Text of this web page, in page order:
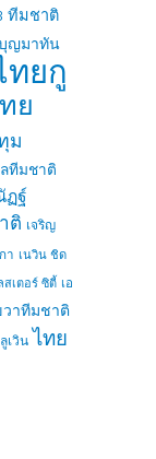
ทีมชาติ
ญมาทัน
ยกู
ย
ม
ทีมชาติ
ฐ์
ติ เจริญ
า เนวิน ชิด
สเตอร์ ซิตี้ เอ
าทีมชาติ
เวิน ไทย